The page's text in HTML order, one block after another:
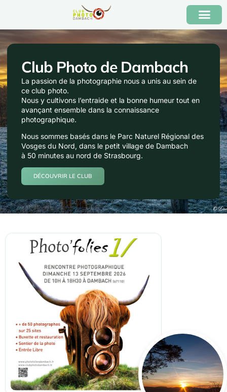
Club Photo de Dambach
La passion de la photographie nous a unis au sein de
ce club photo.
Nous y cultivons l’entraide et la bonne humeur tout en
avançant ensemble dans la connaissance
photographique.
Nous sommes basés dans le Parc Naturel Régional des
Vosges du Nord, dans le petit village de Dambach
à 50 minutes au nord de Strasbourg.
DÉCOUVRIR LE CLUB